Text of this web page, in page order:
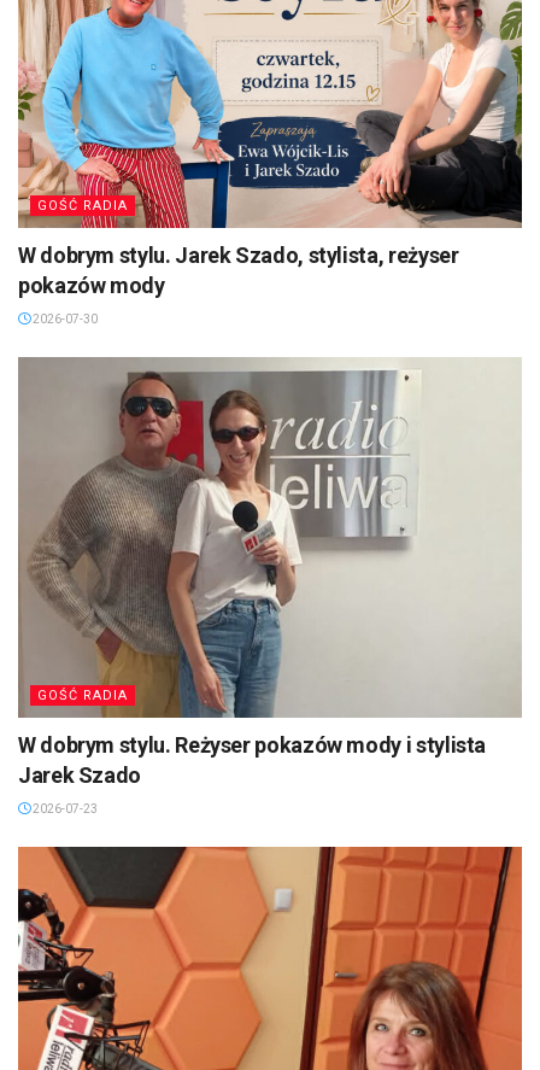
GOŚĆ RADIA
W dobrym stylu. Jarek Szado, stylista, reżyser
pokazów mody
2026-07-30
GOŚĆ RADIA
W dobrym stylu. Reżyser pokazów mody i stylista
Jarek Szado
2026-07-23